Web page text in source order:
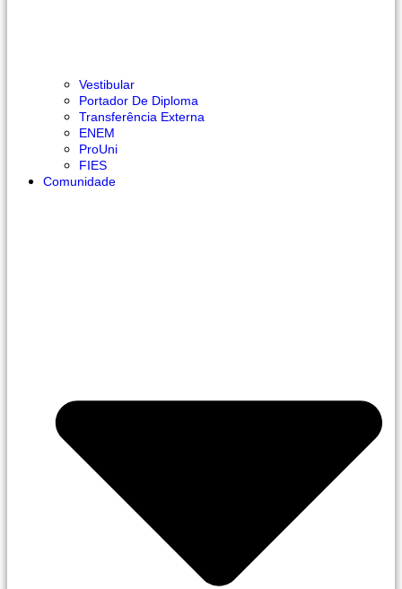
Vestibular
Portador De Diploma
Transferência Externa
ENEM
ProUni
FIES
Comunidade